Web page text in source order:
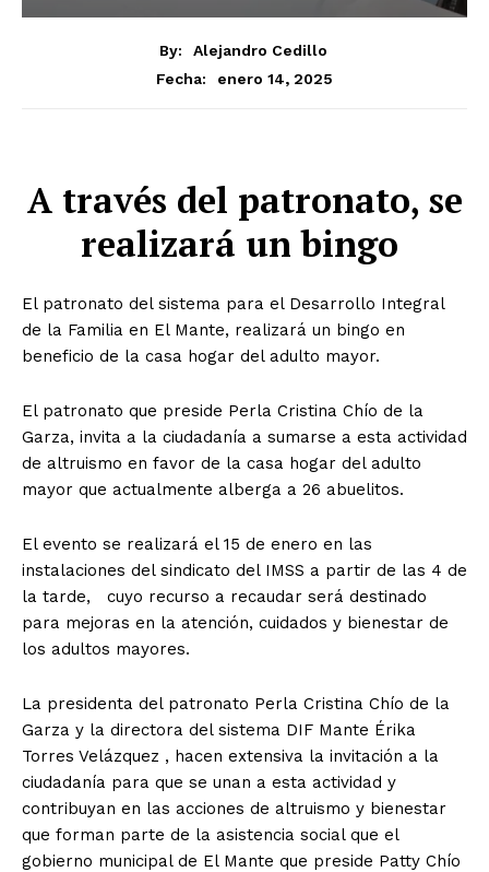
By:
Alejandro Cedillo
Fecha:
enero 14, 2025
A través del patronato, se
realizará un bingo
El patronato del sistema para el Desarrollo Integral
de la Familia en El Mante, realizará un bingo en
beneficio de la casa hogar del adulto mayor.
El patronato que preside Perla Cristina Chío de la
Garza, invita a la ciudadanía a sumarse a esta actividad
de altruismo en favor de la casa hogar del adulto
mayor que actualmente alberga a 26 abuelitos.
El evento se realizará el 15 de enero en las
instalaciones del sindicato del IMSS a partir de las 4 de
la tarde, cuyo recurso a recaudar será destinado
para mejoras en la atención, cuidados y bienestar de
los adultos mayores.
La presidenta del patronato Perla Cristina Chío de la
Garza y la directora del sistema DIF Mante Érika
Torres Velázquez , hacen extensiva la invitación a la
ciudadanía para que se unan a esta actividad y
contribuyan en las acciones de altruismo y bienestar
que forman parte de la asistencia social que el
gobierno municipal de El Mante que preside Patty Chío